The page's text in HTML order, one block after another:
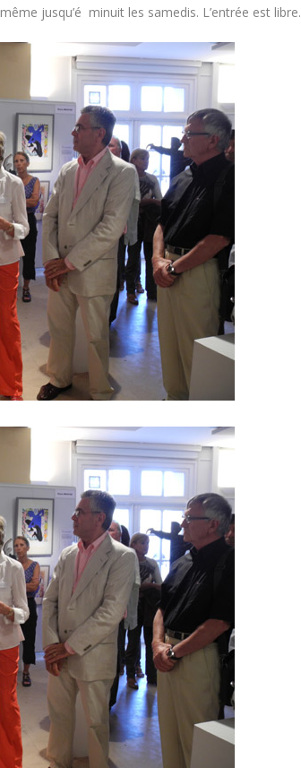
jusqu’é minuit les samedis. L’entrée est libre.